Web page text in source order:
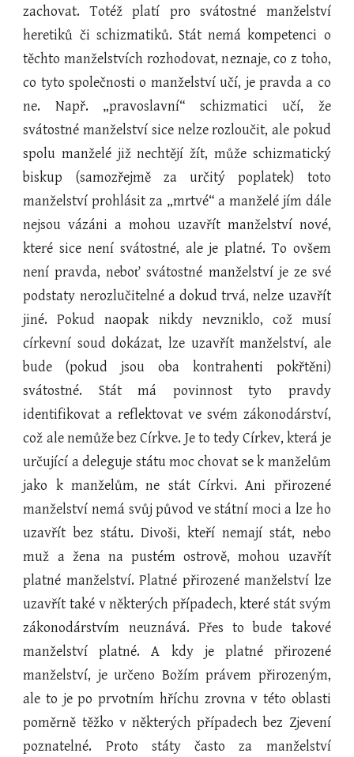
zachovat. Totéž platí pro svátostné manželství
heretiků či schizmatiků. Stát nemá kompetenci o
těchto manželstvích rozhodovat, neznaje, co z toho,
co tyto společnosti o manželství učí, je pravda a co
ne. Např. „pravoslavní“ schizmatici učí, že
svátostné manželství sice nelze rozloučit, ale pokud
spolu manželé již nechtějí žít, může schizmatický
biskup (samozřejmě za určitý poplatek) toto
manželství prohlásit za „mrtvé“ a manželé jím dále
nejsou vázáni a mohou uzavřít manželství nové,
které sice není svátostné, ale je platné. To ovšem
není pravda, neboť svátostné manželství je ze své
podstaty nerozlučitelné a dokud trvá, nelze uzavřít
jiné. Pokud naopak nikdy nevzniklo, což musí
církevní soud dokázat, lze uzavřít manželství, ale
bude (pokud jsou oba kontrahenti pokřtěni)
svátostné. Stát má povinnost tyto pravdy
identifikovat a reflektovat ve svém zákonodárství,
což ale nemůže bez Církve. Je to tedy Církev, která je
určující a deleguje státu moc chovat se k manželům
jako k manželům, ne stát Církvi. Ani přirozené
manželství nemá svůj původ ve státní moci a lze ho
uzavřít bez státu. Divoši, kteří nemají stát, nebo
muž a žena na pustém ostrově, mohou uzavřít
platné manželství. Platné přirozené manželství lze
uzavřít také v některých případech, které stát svým
zákonodárstvím neuznává. Přes to bude takové
manželství platné. A kdy je platné přirozené
manželství, je určeno Božím právem přirozeným,
ale to je po prvotním hříchu zrovna v této oblasti
poměrně těžko v některých případech bez Zjevení
poznatelné. Proto státy často za manželství